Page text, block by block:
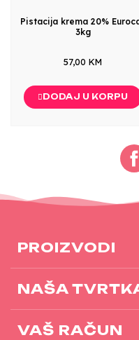
Pistacija krema 20%
3kg
57,00 KM
DODAJ U KORPU
PROIZVODI
NAŠA
VAŠ RAČUN